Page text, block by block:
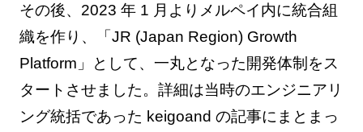
その後、2023 年 1 月よりメルペイ内に統合組
織を作り、「JR (Japan Region) Growth
Platform」として、一丸となった開発体制をス
タートさせました。詳細は当時のエンジニアリ
ング統括であった keigoand の記事にまとまっ